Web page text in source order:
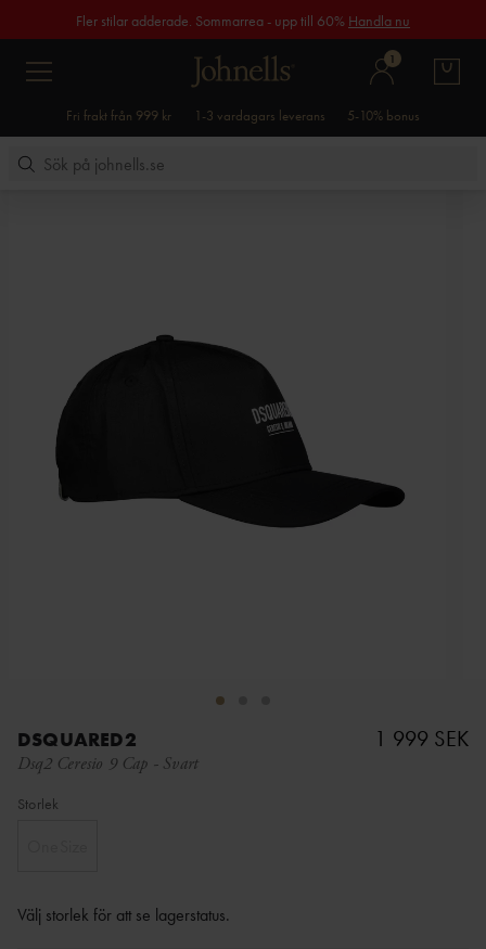
Fler stilar adderade. Sommarrea - upp till 60% Handla nu
1
Fri frakt från 999 kr 1-3 vardagars leverans 5-10% bonus
DSQUARED2
Dsq2 Ceresio 9 Cap - Svart
1 999 SEK
Storlek
Välj storlek för att se lagerstatus.